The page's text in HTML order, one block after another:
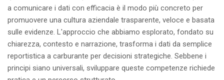
a comunicare i dati con efficacia è il modo più concreto per
promuovere una cultura aziendale trasparente, veloce e basata
sulle evidenze. L'approccio che abbiamo esplorato, fondato su
chiarezza, contesto e narrazione, trasforma i dati da semplice
reportistica a carburante per decisioni strategiche. Sebbene i
principi siano universali, sviluppare queste competenze richiede